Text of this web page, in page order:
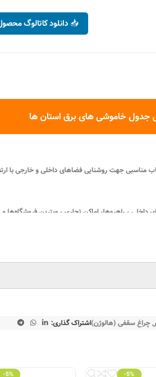
📥 دانلود کاتالوگ
جدول خاموشی های برق استان ها
روشنایی فضاهای داخلی و خارجی با ارتفاع سقف 5/2
، راهرو‌ها، اماکن تجاری ، ویترین فروشگاه‌ها
با پوشش رنگ پودری به شیوه
, چراغ سقفی (هالوژن)اشتراک گذاری:
-5%
-5%